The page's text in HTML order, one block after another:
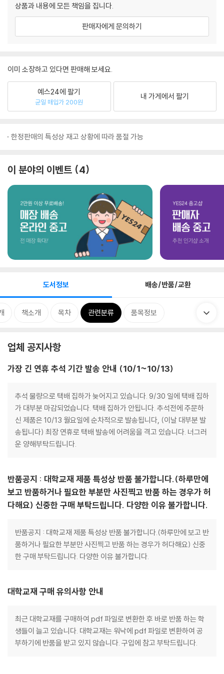
상품과 내용에 모든 책임을 집니다.
판매자에게 문의하기
이미 소장하고 있다면 판매해 보세요.
예스24에 팔기
균일 매입가 200원
내 가게에서 팔기
한정판매의 특성상 재고 상황에 따라 품절 가능
이 분야의 이벤트 4
도서정보 배송/반품/교환
책소개 목차 관련분류 품목정보
업체 공지사항
가장 긴 연휴 추석 기간 발송 안내 (10/1~10/13)
추석 물량으로 택배 집하가 늦어지고 있습니다. 9/30 일에 택배 집하
가 대부분 마감되었습니다. 택배 집하가 안됩니다. 추석전에 주문하
신 제품은 10/13 월요일에 순차적으로 발송됩니다, (이날 대부분 발
송됩니다) 최장 연휴로 택배 발송에 어려움을 격고 있습니다. 너그러
운 양해부탁드립니다.
반품공지 : 대학교재 제품 특성상 반품 불가합니다.(하루만에
보고 반품하거나 필요한 부분만 사진찍고 반품 하는 경우가 허
다해요) 신중한 구매 부탁드립니다. 다양한 이유 불가합니다.
반품공지 : 대학교재 제품 특성상 반품 불가합니다.(하루만에 보고 반
품하거나 필요한 부분만 사진찍고 반품 하는 경우가 허다해요) 신중
한 구매 부탁드립니다. 다양한 이유 불가합니다.
대학교재 구매 유의사항 안내
최근 대학교재를 구매하여 pdf 파일로 변환한 후 바로 반품 하는 학
생들이 늘고 있습니다. 대학교재는 워낙에 pdf 파일로 변환하여 공
부하기에 반품을 받고 있지 않습니다. 구입에 참고 부탁드립니다.